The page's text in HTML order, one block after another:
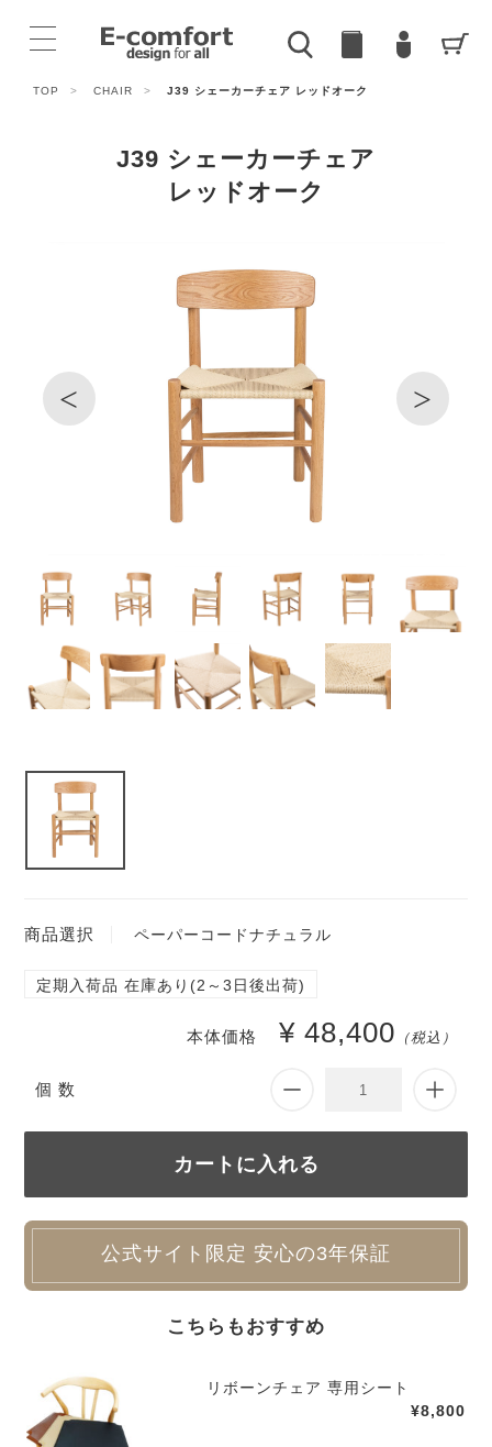
TOP > CHAIR > J39 シェーカーチェア レッドオーク
J39 シェーカーチェア
レッドオーク
< >
商品選択 ペーパーコードナチュラル
定期入荷品 在庫あり(2～3日後出荷)
個 数
本体価格 ¥ 48,400 （税込）
公式サイト限定 安心の3年保証
こちらもおすすめ
リボーンチェア 専用シート
¥8,800